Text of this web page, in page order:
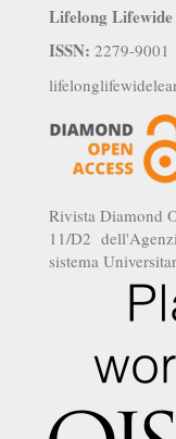
Lifelong
ISSN: 2279-9001
Rivista Diamond
11/D2
sistema